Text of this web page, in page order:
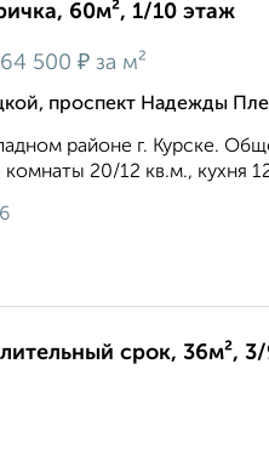
60м², 1/10 этаж
500 ₽ за м²
проспект Надежды
районе г. Курске.
комнаты 20/12 кв.м., кухня
срок, 36м²,